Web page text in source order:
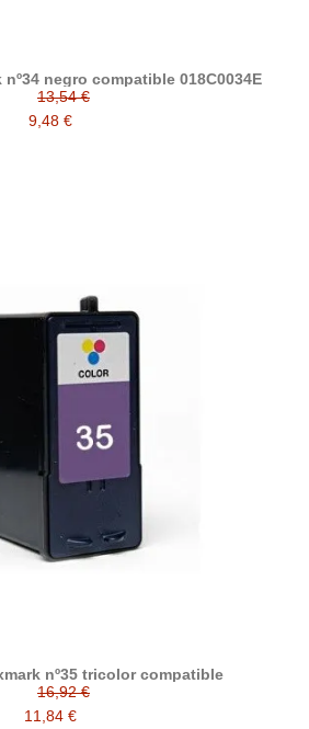
negro compatible 018C0034E
13,54 €
9,48 €
nº35 tricolor compatible
16,92 €
11,84 €